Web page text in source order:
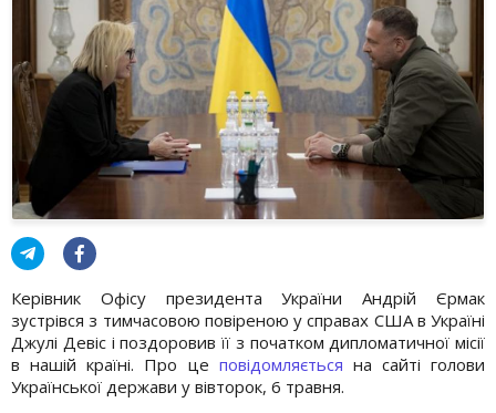
Керівник Офісу президента України Андрій Єрмак
зустрівся з тимчасовою повіреною у справах США в Україні
Джулі Девіс і поздоровив її з початком дипломатичної місії
в нашій країні. Про це повідомляється на сайті голови
Української держави у вівторок, 6 травня.